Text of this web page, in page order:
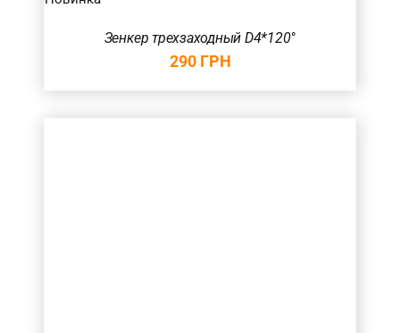
Зенкер трехзаходный D4*120°
290 ГРН